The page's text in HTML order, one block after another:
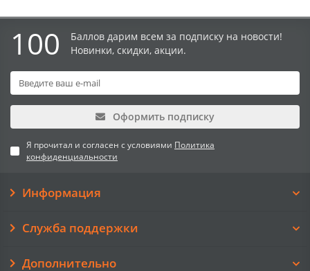
100
Баллов дарим всем за подписку на новости!
Новинки, скидки, акции.
Оформить подписку
Я прочитал и согласен с условиями Политика
конфиденциальности
Информация
Служба поддержки
Дополнительно